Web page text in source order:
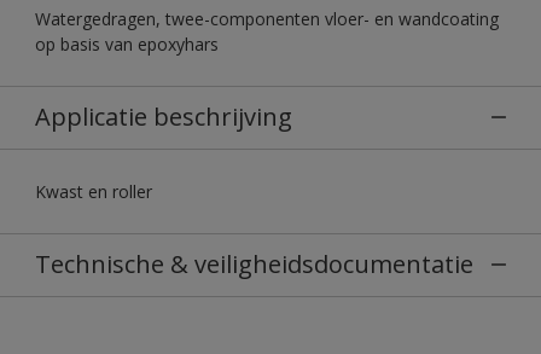
Watergedragen, twee-componenten vloer- en wandcoating
op basis van epoxyhars
Applicatie beschrijving
Kwast en roller
Technische & veiligheidsdocumentatie